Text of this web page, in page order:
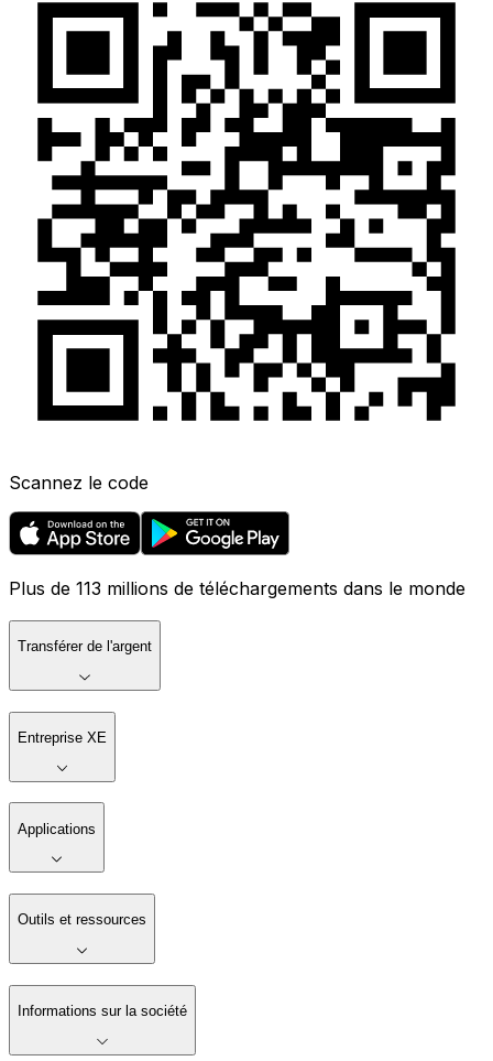
Scannez le code
Plus de 113 millions de téléchargements dans le monde
Transférer de l'argent
Entreprise XE
Applications
Outils et ressources
Informations sur la société